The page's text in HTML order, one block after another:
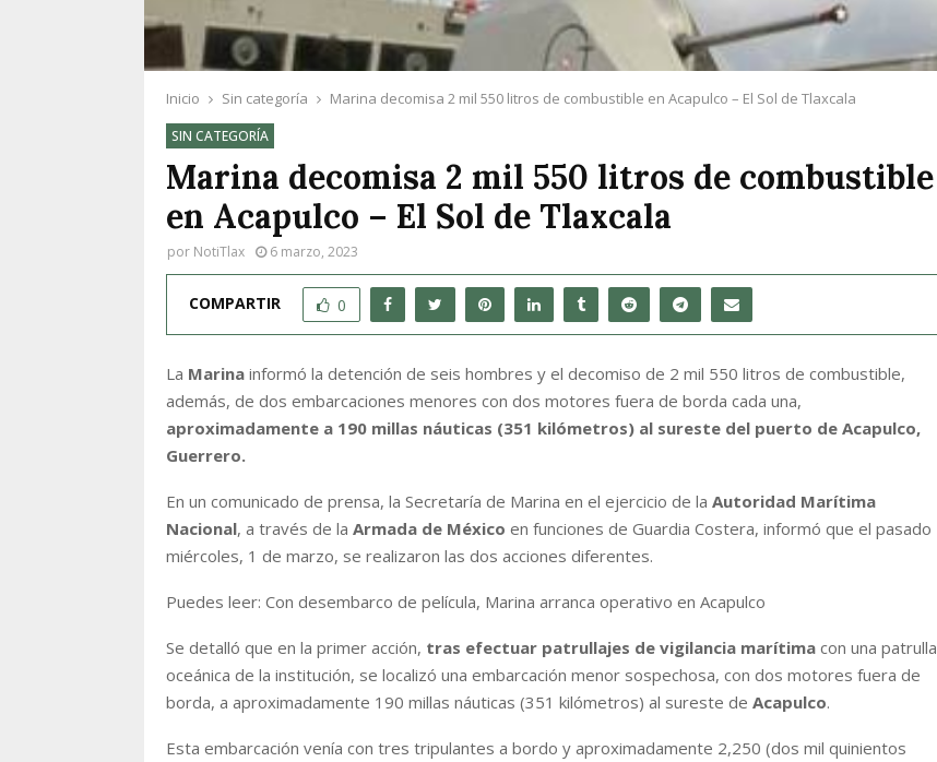
Inicio Sin categoría Marina decomisa 2 mil 550 litros de combustible en Acapulco – El Sol de Tlaxcala
SIN CATEGORÍA
Marina decomisa 2 mil 550 litros de combustible
en Acapulco – El Sol de Tlaxcala
por NotiTlax 6 marzo, 2023
COMPARTIR 0
La Marina informó la detención de seis hombres y el decomiso de 2 mil 550 litros de combustible,
además, de dos embarcaciones menores con dos motores fuera de borda cada una,
aproximadamente a 190 millas náuticas (351 kilómetros) al sureste del puerto de Acapulco,
Guerrero.
En un comunicado de prensa, la Secretaría de Marina en el ejercicio de la Autoridad Marítima
Nacional, a través de la Armada de México en funciones de Guardia Costera, informó que el pasado
miércoles, 1 de marzo, se realizaron las dos acciones diferentes.
Puedes leer: Con desembarco de película, Marina arranca operativo en Acapulco
Se detalló que en la primer acción, tras efectuar patrullajes de vigilancia marítima con una patrulla
oceánica de la institución, se localizó una embarcación menor sospechosa, con dos motores fuera de
borda, a aproximadamente 190 millas náuticas (351 kilómetros) al sureste de Acapulco.
Esta embarcación venía con tres tripulantes a bordo y aproximadamente 2,250 (dos mil quinientos